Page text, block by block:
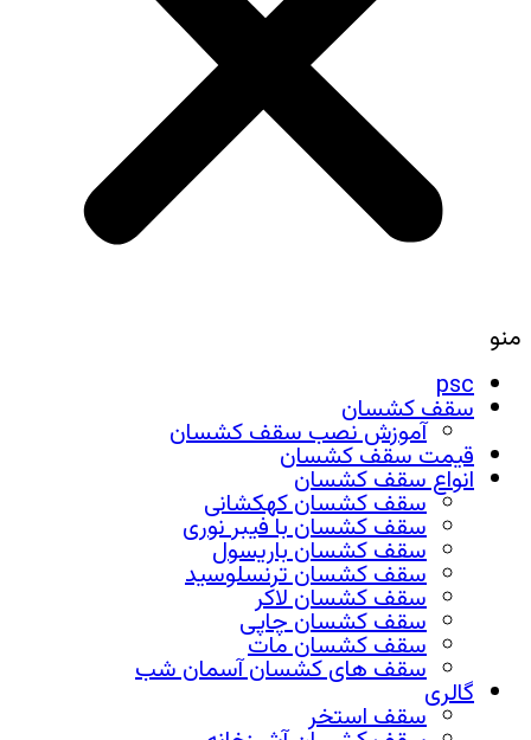
منو
psc
سقف کشسان
آموزش نصب سقف کشسان
قیمت سقف کشسان
انواع سقف کشسان
سقف کشسان کهکشانی
سقف کشسان با فیبر نوری
سقف کشسان باریسول
سقف کشسان ترنسلوسید
سقف کشسان لاکر
سقف کشسان چاپی
سقف کشسان مات
سقف های کشسان آسمان شب
گالری
سقف استخر